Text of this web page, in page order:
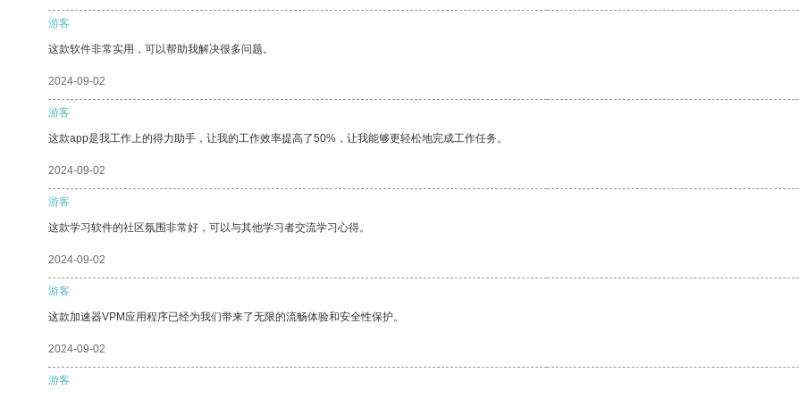
游客
这款软件非常实用，可以帮助我解决很多问题。
2024-09-02
游客
这款app是我工作上的得力助手，让我的工作效率提高了50%，让我能够更轻松地完成工作任务。
2024-09-02
游客
这款学习软件的社区氛围非常好，可以与其他学习者交流学习心得。
2024-09-02
游客
这款加速器VPM应用程序已经为我们带来了无限的流畅体验和安全性保护。
2024-09-02
游客